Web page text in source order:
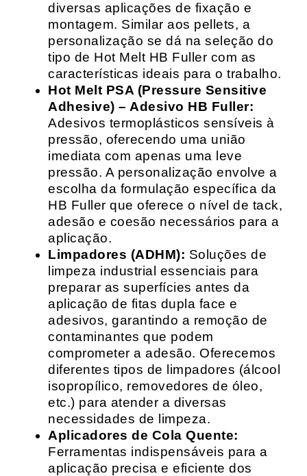
diversas aplicações de fixação e
montagem. Similar aos pellets, a
personalização se dá na seleção do
tipo de Hot Melt HB Fuller com as
características ideais para o trabalho.
Hot Melt PSA (Pressure Sensitive
Adhesive) – Adesivo HB Fuller:
Adesivos termoplásticos sensíveis à
pressão, oferecendo uma união
imediata com apenas uma leve
pressão. A personalização envolve a
escolha da formulação específica da
HB Fuller que oferece o nível de tack,
adesão e coesão necessários para a
aplicação.
Limpadores (ADHM): Soluções de
limpeza industrial essenciais para
preparar as superfícies antes da
aplicação de fitas dupla face e
adesivos, garantindo a remoção de
contaminantes que podem
comprometer a adesão. Oferecemos
diferentes tipos de limpadores (álcool
isopropílico, removedores de óleo,
etc.) para atender a diversas
necessidades de limpeza.
Aplicadores de Cola Quente:
Ferramentas indispensáveis para a
aplicação precisa e eficiente dos